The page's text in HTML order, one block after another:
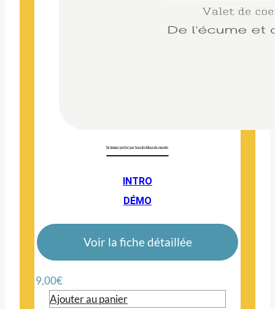
Se laisser porter par tous les bleus du monde.
INTRO
DÉMO
Voir la fiche détaillée
9,00€
Ajouter au panier